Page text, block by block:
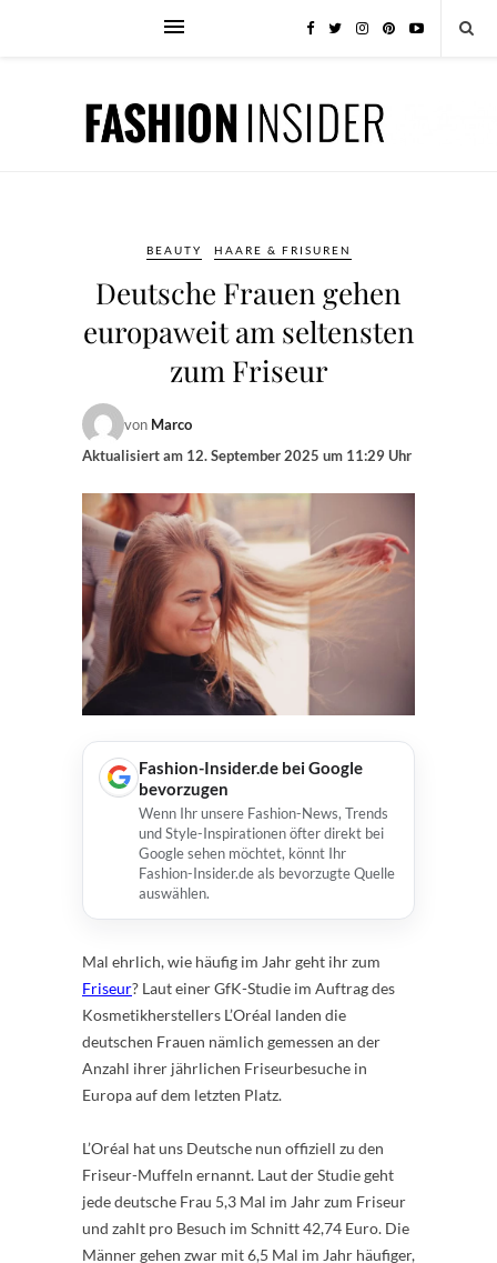
BEAUTY HAARE & FRISUREN
Deutsche Frauen gehen
europaweit am seltensten
zum Friseur
von Marco
Aktualisiert am 12. September 2025 um 11:29 Uhr
Fashion-Insider.de bei Google
bevorzugen
Wenn Ihr unsere Fashion-News, Trends
und Style-Inspirationen öfter direkt bei
Google sehen möchtet, könnt Ihr
Fashion-Insider.de als bevorzugte Quelle
auswählen.
Mal ehrlich, wie häufig im Jahr geht ihr zum
Friseur? Laut einer GfK-Studie im Auftrag des
Kosmetikherstellers L’Oréal landen die
deutschen Frauen nämlich gemessen an der
Anzahl ihrer jährlichen Friseurbesuche in
Europa auf dem letzten Platz.
L’Oréal hat uns Deutsche nun offiziell zu den
Friseur-Muffeln ernannt. Laut der Studie geht
jede deutsche Frau 5,3 Mal im Jahr zum Friseur
und zahlt pro Besuch im Schnitt 42,74 Euro. Die
Männer gehen zwar mit 6,5 Mal im Jahr häufiger,